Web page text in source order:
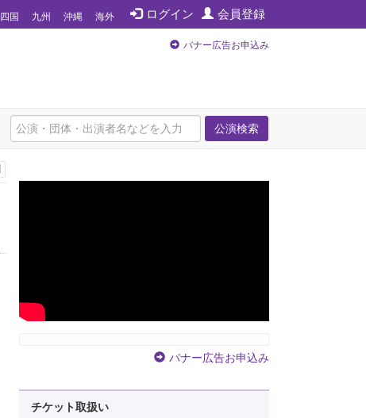
ログイン 会員登録
四国 九州 沖縄 海外
バナー広告お申込み
公演検索
バナー広告お申込み
チケット取扱い